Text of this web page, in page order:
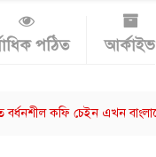
পঠিত আর্কাইভ
চেইন এখন বাংলাদেশে